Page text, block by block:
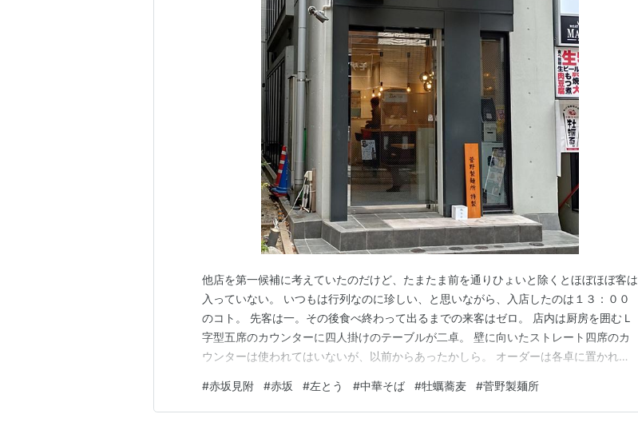
他店を第一候補に考えていたのだけど、たまたま前を通りひょいと除くとほぼほぼ客は
入っていない。 いつもは行列なのに珍しい、と思いながら、入店したのは１３：００
のコト。 先客は一。その後食べ終わって出るまでの来客はゼロ。 店内は厨房を囲むＬ
字型五席のカウンターに四人掛けのテーブルが二卓。 壁に向いたストレート四席のカ
ウンターは使われてはいないが、以前からあったかしら。 オーダーは各卓に置かれた
がら辛いメニューのみ。 なので一年数ヶ月ぶりのフラッグシップ、牡蠣蕎麦を発注。
値段は１,２００円で据え置き。 ほんの２分ほどの待ち…
#赤坂見附 #赤坂 #左とう #中華そば #牡蠣蕎麦 #菅野製麺所